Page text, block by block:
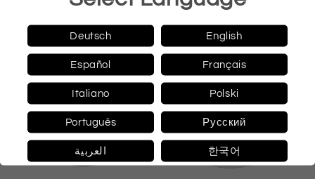
Normaler
Preis
€174,00 EUR Preis
Ausverkauft
Deutsch English
Español Français
Italiano Polski
Português Русский
العربية 한국어